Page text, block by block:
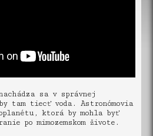
sa v správnej
tam tiecť voda. Astronómovia
ktorá by mohla byť
po mimozemskom živote.